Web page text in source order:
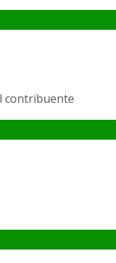
contribuente